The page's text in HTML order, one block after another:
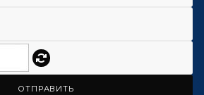
ОТПРАВИТЬ